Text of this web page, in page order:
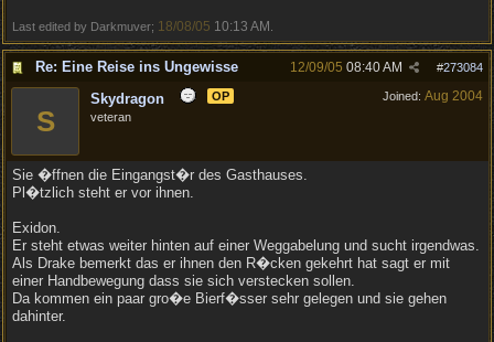
Last edited by Darkmuver; 18/08/05 10:13 AM
Re: Eine Reise ins Ungewisse #273084
12/09/05 08:40 AM
Joined: Aug 2004
S
Skydragon
OP
veteran
Sie �ffnen die Eingangst�r des Gasthauses.
Pl�tzlich steht er vor ihnen.
Exidon.
Er steht etwas weiter hinten auf einer Weggabelung und sucht irgendwas.
Als Drake bemerkt das er ihnen den R�cken gekehrt hat sagt er mit
einer Handbewegung dass sie sich verstecken sollen.
Da kommen ein paar gro�e Bierf�sser sehr gelegen und sie gehen
dahinter.